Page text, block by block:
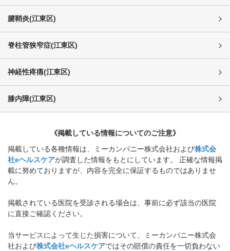
腱鞘炎(江東区)
脊柱管狭窄症(江東区)
神経性疼痛(江東区)
膝内障(江東区)
《掲載している情報についてのご注意》
掲載している各種情報は、ミーカンパニー株式会社および株式会
社eヘルスケアが調査した情報をもとにしています。 正確な情報掲
載に努めておりますが、内容を完全に保証するものではありませ
ん。
掲載されている医院を受診される場合は、事前に必ず該当の医院
に直接ご確認ください。
当サービスによって生じた損害について、ミーカンパニー株式会
社および株式会社eヘルスケアではその賠償の責任を一切負わない